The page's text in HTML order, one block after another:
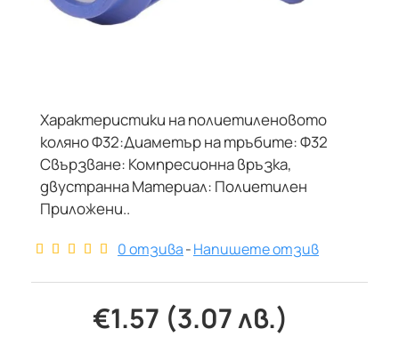
Характеристики на полиетиленовото
коляно Ф32:Диаметър на тръбите: Ф32
Свързване: Компресионна връзка,
двустранна Материал: Полиетилен
Приложени..
0 отзива-Напишете отзив
€1.57 (3.07 лв.)